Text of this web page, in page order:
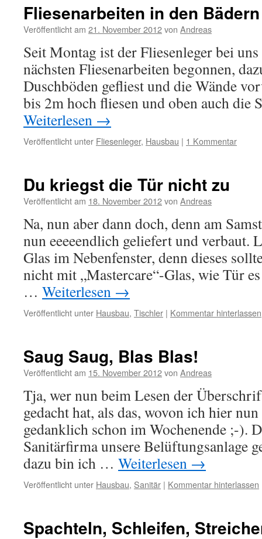
Fliesenarbeiten in den Bädern
Veröffentlicht am 21. November 2012von Andreas
Seit Montag ist der Fliesenleger bei
nächsten Fliesenarbeiten begonnen,
Duschböden gefliest und die Wände
bis 2m hoch fliesen und oben auch die
Weiterlesen →
Veröffentlicht unter Fliesenleger, Hausbau | 1 Kommentar
Du kriegst die Tür nicht zu
Veröffentlicht am 18. November 2012von Andreas
Na, nun aber dann doch, denn am
nun eeeeendlich geliefert und verbaut.
Glas im Nebenfenster, denn dieses
nicht mit „Mastercare“-Glas, wie Tür
… Weiterlesen →
Veröffentlicht unter Hausbau, Tischler | Kommentar hinterlassen
Saug Saug, Blas Blas!
Veröffentlicht am 15. November 2012von Andreas
Tja, wer nun beim Lesen der
gedacht hat, als das, wovon ich hier
gedanklich schon im Wochenende ;-).
Sanitärfirma unsere Belüftungsanlage
dazu bin ich … Weiterlesen →
Veröffentlicht unter Hausbau, Sanitär | Kommentar hinterlassen
Spachteln, Schleifen,